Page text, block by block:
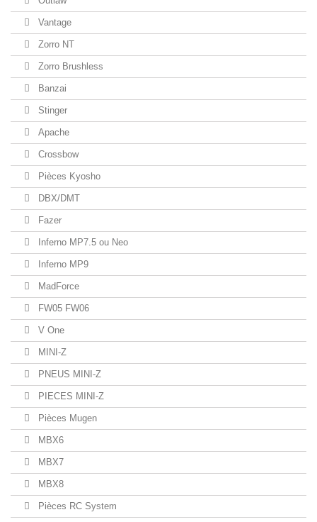
Vantage
Zorro NT
Zorro Brushless
Banzai
Stinger
Apache
Crossbow
Pièces Kyosho
DBX/DMT
Fazer
Inferno MP7.5 ou Neo
Inferno MP9
MadForce
FW05 FW06
V One
MINI-Z
PNEUS MINI-Z
PIECES MINI-Z
Pièces Mugen
MBX6
MBX7
MBX8
Pièces RC System